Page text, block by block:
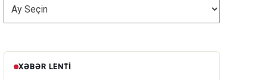
ARXİV
XƏBƏR LENTI